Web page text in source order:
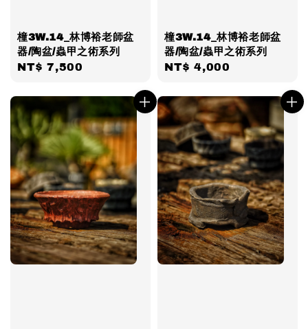
橦3W.14_林博裕老師盆
器/陶盆/蟲甲之術系列
Regular
NT$ 7,500
橦3W.14_林博裕老師盆
器/陶盆/蟲甲之術系列
Regular
NT$ 4,000